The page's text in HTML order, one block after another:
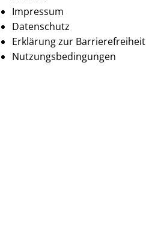
Impressum
Datenschutz
Erklärung zur Barrierefreiheit
Nutzungsbedingungen